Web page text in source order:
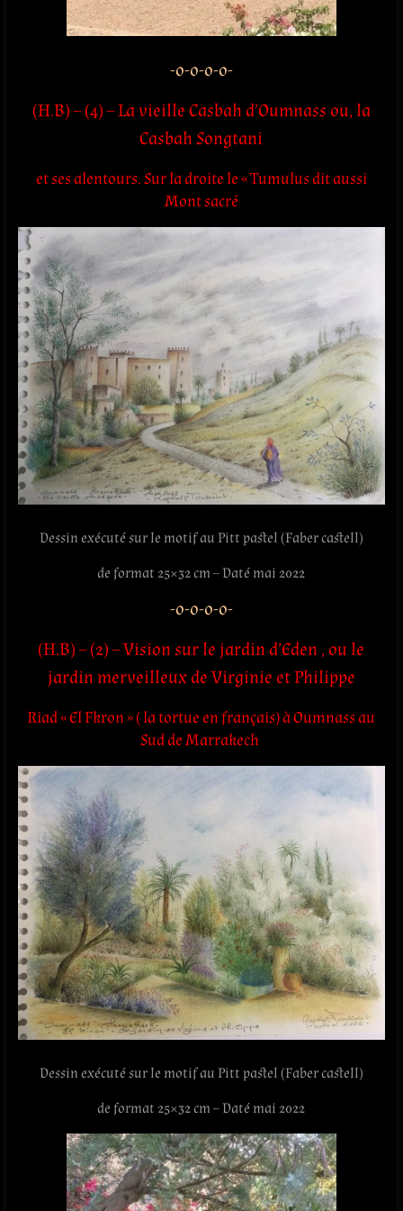
-o-o-o-o-
(H.B) – (4) – La vieille Casbah d’Oumnass ou, la
Casbah Songtani
et ses alentours. Sur la droite le « Tumulus dit aussi
Mont sacré
Dessin exécuté sur le motif au Pitt pastel (Faber castell)
de format 25×32 cm – Daté mai 2022
-o-o-o-o-
(H.B) – (2) – Vision sur le jardin d’Eden , ou le
jardin merveilleux de Virginie et Philippe
Riad « El Fkron » ( la tortue en français) à Oumnass au
Sud de Marrakech
Dessin exécuté sur le motif au Pitt pastel (Faber castell)
de format 25×32 cm – Daté mai 2022